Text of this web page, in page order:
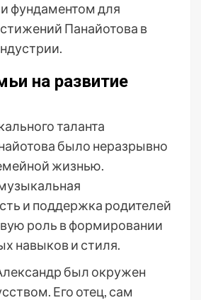
фундаментом для
Панайотова в
на развитие
таланта
было неразрывно
жизнью.
и поддержка родителей
роль в формировании
навыков и стиля.
был окружен
Его отец, сам